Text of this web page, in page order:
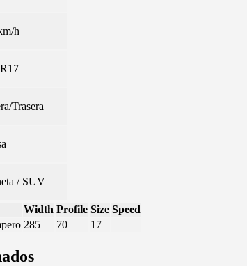
h
Trasera
/ SUV
Width Profile Size Speed
285 70 17